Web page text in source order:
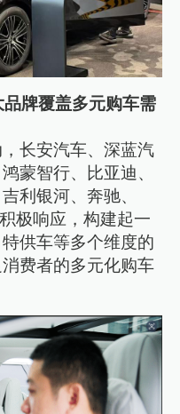
牌覆盖多元购车需
长安汽车、深蓝汽
蒙智行、比亚迪、
利银河、奔驰、
极响应，构建起一
供车等多个维度的
费者的多元化购车